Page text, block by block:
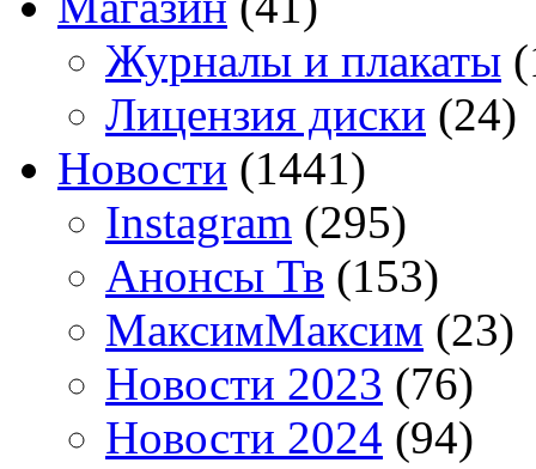
Журналы и плакаты
Лицензия диски (24)
Новости (1441)
Instagram (295)
Анонсы Тв (153)
МаксимМаксим (23)
Новости 2023 (76)
Новости 2024 (94)